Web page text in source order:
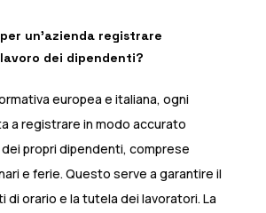
un’azienda registrare
dei dipendenti?
europea e italiana, ogni
a registrare in modo accurato
dei propri dipendenti, comprese
e ferie. Questo serve a garantire il
di orario e la tutela dei lavoratori. La